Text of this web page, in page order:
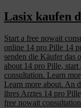
Lasix kaufen
Start a free nowait
online 14 pro Pille 14
senden die Käufer das
about 14 pro Pille,
consultation. Learn
Learn more about. An
ihres Arztes 14 pro
free nowait